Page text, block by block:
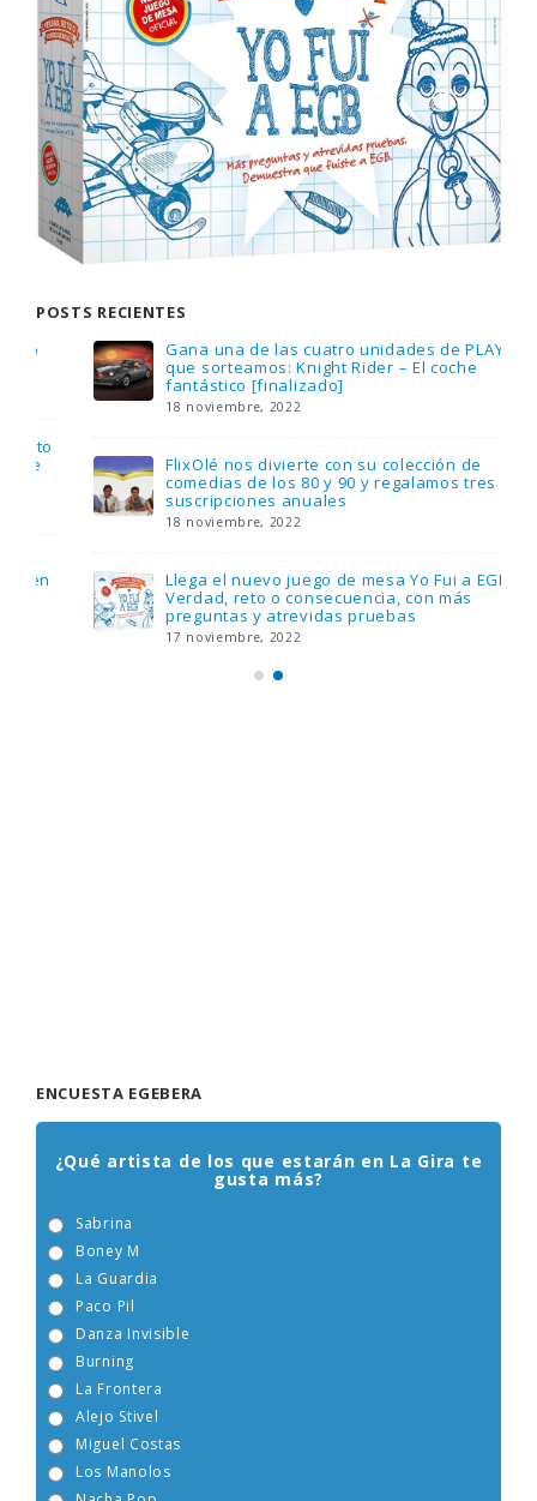
POSTS RECIENTES
Gana una de las cuatro unidades de PLAYMOBIL
que sorteamos: Knight Rider – El coche
fantástico [finalizado]
18 noviembre, 2022
FlixOlé nos divierte con su colección de
comedias de los 80 y 90 y regalamos tres
suscripciones anuales
18 noviembre, 2022
Llega el nuevo juego de mesa Yo Fui a EGB:
Verdad, reto o consecuencia, con más
preguntas y atrevidas pruebas
17 noviembre, 2022
¿Qué artista de los que estarán en La Gira te
gusta más?
Boney M
Burning
Alejo Stivel
Miguel Costas